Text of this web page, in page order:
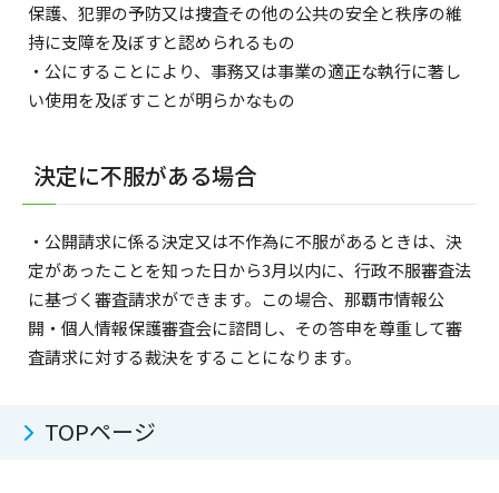
保護、犯罪の予防又は捜査その他の公共の安全と秩序の維
持に支障を及ぼすと認められるもの
・公にすることにより、事務又は事業の適正な執行に著し
い使用を及ぼすことが明らかなもの
決定に不服がある場合
・公開請求に係る決定又は不作為に不服があるときは、決
定があったことを知った日から3月以内に、行政不服審査法
に基づく審査請求ができます。この場合、那覇市情報公
開・個人情報保護審査会に諮問し、その答申を尊重して審
査請求に対する裁決をすることになります。
TOPページ